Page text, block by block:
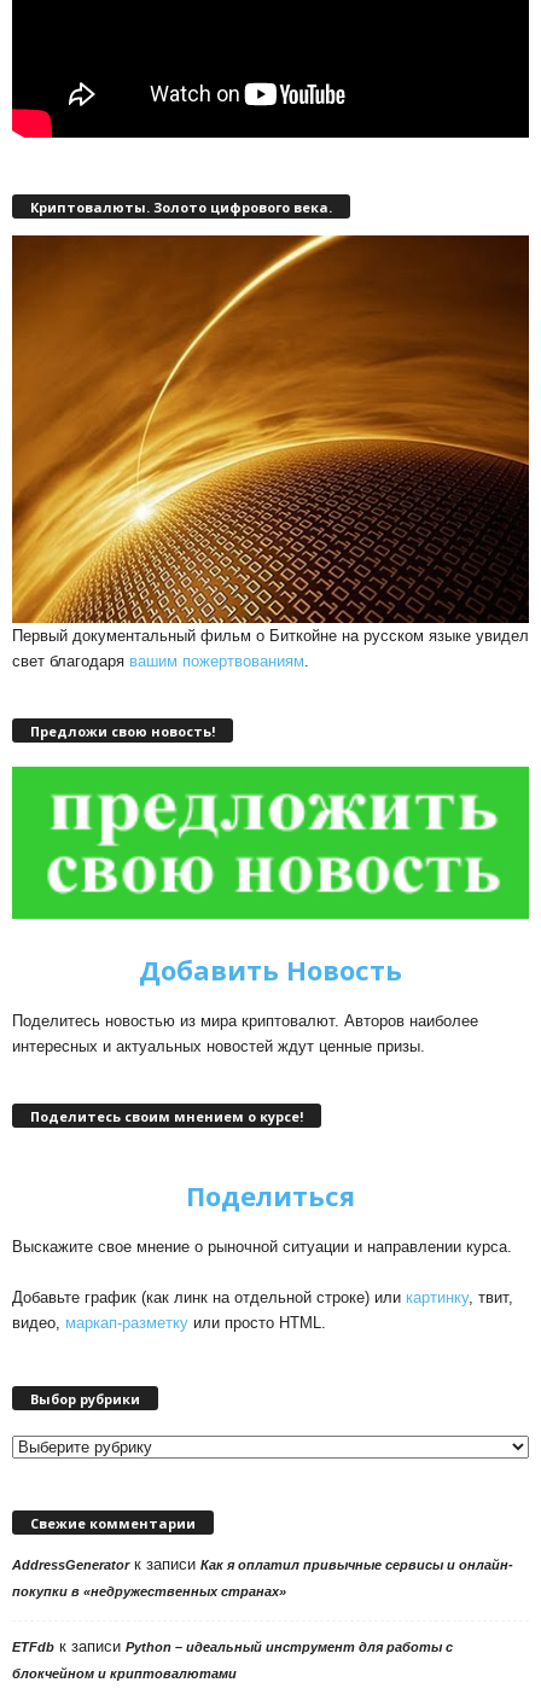
Криптовалюты. Золото цифрового века.
Первый документальный фильм о Биткойне на русском языке увидел
свет благодаря вашим пожертвованиям.
Предложи свою новость!
Добавить Новость
Поделитесь новостью из мира криптовалют. Авторов наиболее
интересных и актуальных новостей ждут ценные призы.
Поделитесь своим мнением о курсе!
Поделиться
Выскажите свое мнение о рыночной ситуации и направлении курса.
Добавьте график (как линк на отдельной строке) или картинку, твит,
видео, маркап-разметку или просто HTML.
Выбор рубрики
Выбор
Свежие комментарии
AddressGeneratorк записи Как я оплатил привычные сервисы и онлайн-
покупки в «недружественных странах»
ETFdb к записи Python – идеальный инструмент для работы с
блокчейном и криптовалютами